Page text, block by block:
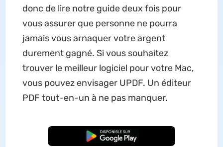
donc de lire notre guide deux fois pour
vous assurer que personne ne pourra
jamais vous arnaquer votre argent
durement gagné. Si vous souhaitez
trouver le meilleur logiciel pour votre Mac,
vous pouvez envisager UPDF. Un éditeur
PDF tout-en-un à ne pas manquer.
TÉLÉCHARGER